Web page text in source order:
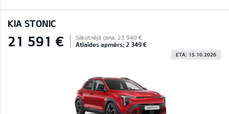
KIA STONIC
21 591 € Sākotnējā cena: 23 940 €
Atlaides apmērs: 2 349 €
ETA: 15.10.2026